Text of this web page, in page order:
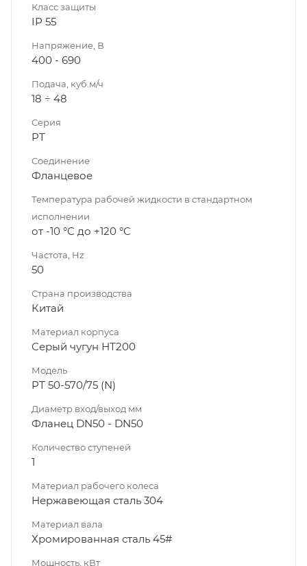
Класс защиты
IP 55
Напряжение, В
400 - 690
Подача, куб.м/ч
18 ÷ 48
Серия
PT
Соединение
Фланцевое
Температура рабочей жидкости в стандартном
исполнении
от -10 °C до +120 °C
Частота, Hz
50
Страна производства
Китай
Материал корпуса
Серый чугун НТ200
Модель
PT 50-570/75 (N)
Диаметр вход/выход мм
Фланец DN50 - DN50
Количество ступеней
1
Материал рабочего колеса
Нержавеющая сталь 304
Материал вала
Хромированная сталь 45#
Мощность, кВт